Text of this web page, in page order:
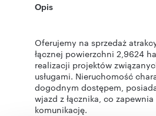
Opis
Oferujemy na sprzedaż
łącznej powierzchni 2,9624
realizacji projektów
usługami. Nieruchomość
dogodnym dostępem,
wjazd z łącznika, co zapewnia
komunikację.